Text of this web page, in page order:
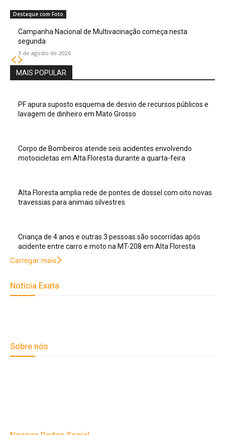
Destaque com Foto
Campanha Nacional de Multivacinação começa nesta
segunda
3 de agosto de 2026
MAIS POPULAR
PF apura suposto esquema de desvio de recursos públicos e
lavagem de dinheiro em Mato Grosso
Corpo de Bombeiros atende seis acidentes envolvendo
motocicletas em Alta Floresta durante a quarta-feira
Alta Floresta amplia rede de pontes de dossel com oito novas
travessias para animais silvestres
Criança de 4 anos e outras 3 pessoas são socorridas após
acidente entre carro e moto na MT-208 em Alta Floresta
Carregar mais
Notícia Exata
Sobre nós